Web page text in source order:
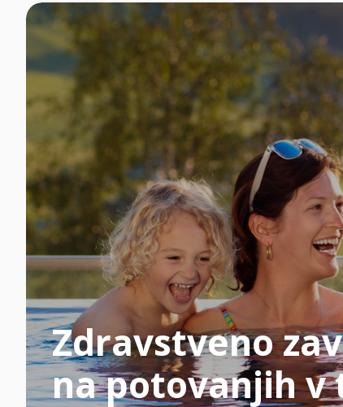
Zdravstveno
na potovanjih v